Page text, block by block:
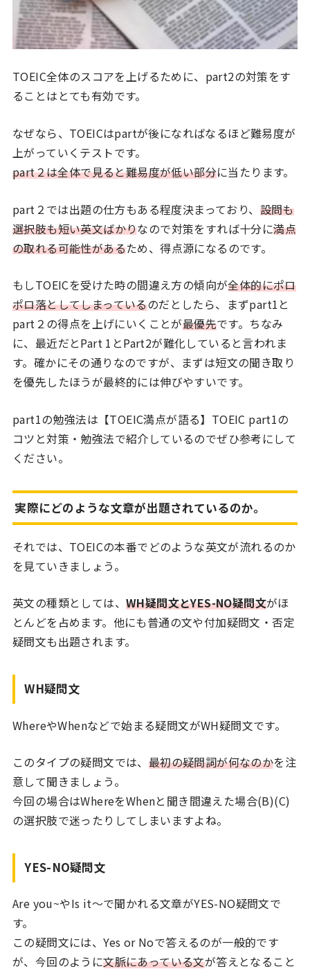
TOEIC全体のスコアを上げるために、part2の対策をす
ることはとても有効です。
なぜなら、TOEICはpartが後になればなるほど難易度が
上がっていくテストです。
part２は全体で見ると難易度が低い部分に当たります。
part２では出題の仕方もある程度決まっており、 設問も
選択肢も短い英文ばかりなので対策をすれば十分に満点
の取れる可能性があるため、得点源になるのです。
もしTOEICを受けた時の間違え方の傾向が全体的にポロ
ポロ落としてしまっているのだとしたら、まずpart1と
part２の得点を上げにいくことが最優先です。ちなみ
に、最近だとPart 1とPart2が難化していると言われま
す。確かにその通りなのですが、まずは短文の聞き取り
を優先したほうが最終的には伸びやすいです。
part1の勉強法は 【TOEIC満点が語る】TOEIC part1の
コツと対策・勉強法で紹介しているのでぜひ参考にして
ください。
実際にどのような文章が出題されているのか。
それでは、TOEICの本番でどのような英文が流れるのか
を見ていきましょう。
英文の種類としては、 WH疑問文とYES-NO疑問文がほ
とんどを占めます。他にも普通の文や付加疑問文・否定
疑問文も出題されます。
WH疑問文
WhereやWhenなどで始まる疑問文がWH疑問文です。
このタイプの疑問文では、 最初の疑問詞が何なのかを注
意して聞きましょう。
今回の場合はWhereをWhenと聞き間違えた場合(B)(C)
の選択肢で迷ったりしてしまいますよね。
YES-NO疑問文
Are you~やIs it〜で聞かれる文章がYES-NO疑問文で
す。
この疑問文には、Yes or Noで答えるのが一般的です
が、今回のように文脈にあっている文が答えとなること